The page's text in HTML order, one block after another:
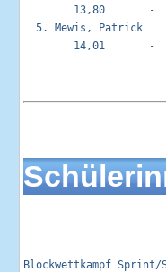
13,80       -
5. Mewis, Patrick
14,01       -
Blockwettkampf